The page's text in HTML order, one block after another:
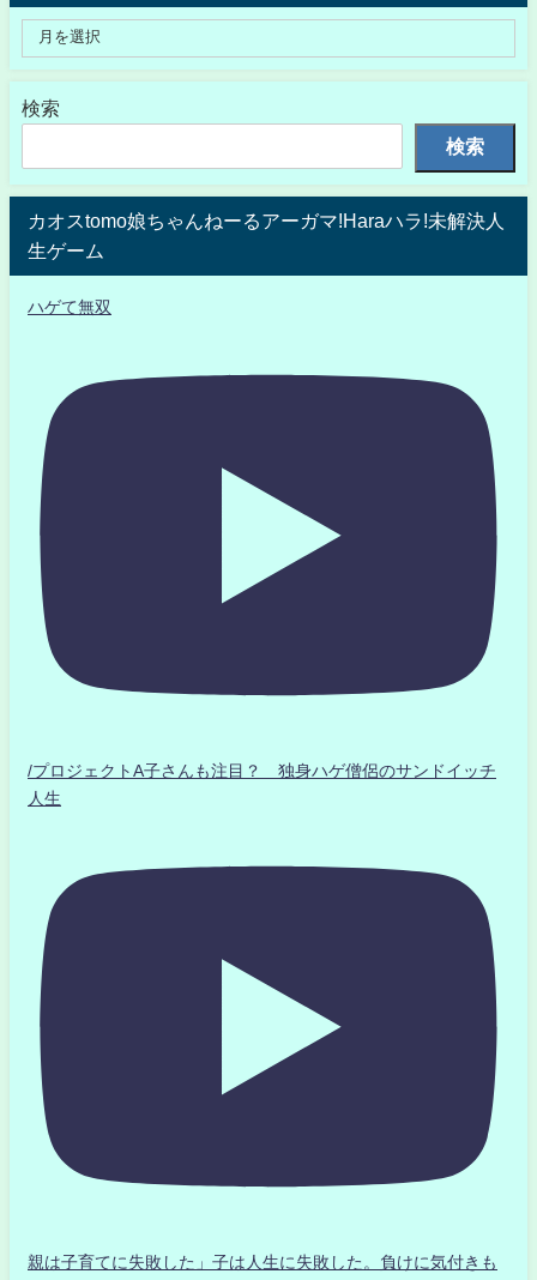
検索
検索
カオスtomo娘ちゃんねーるアーガマ!Haraハラ!未解決人
生ゲーム
ハゲて無双
/プロジェクトA子さんも注目？ 独身ハゲ僧侶のサンドイッチ
人生
親は子育てに失敗した」子は人生に失敗した。負けに気付きも